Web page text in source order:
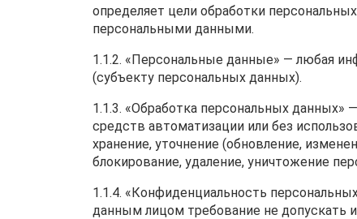
определяет цели обработки
персональными данными.
1.1.2. «Персональные данные» — любая
(субъекту персональных данных).
1.1.3. «Обработка персональных
средств автоматизации или без
хранение, уточнение (обновление,
блокирование, удаление, уничтожение
1.1.4. «Конфиденциальность
данным лицом требование не допускать